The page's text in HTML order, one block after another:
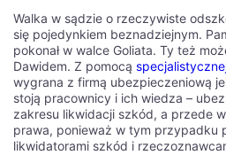
Walka w sądzie o rzeczywiste
się pojedynkiem beznadziejnym.
pokonał w walce Goliata. Ty też
Dawidem. Z pomocą
wygrana z firmą ubezpieczeniową
stoją pracownicy i ich wiedza –
zakresu likwidacji szkód, a przede
prawa, ponieważ w tym przypadku
likwidatorami szkód i